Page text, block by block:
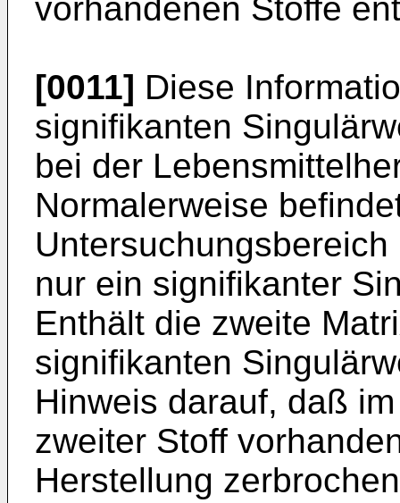
vorhandenen Stoffe
[0011] Diese
signifikanten
bei der
Normalerweise
nur ein signifikanter
Enthält die zweite
signifikanten
Hinweis darauf, daß
zweiter Stoff
Herstellung